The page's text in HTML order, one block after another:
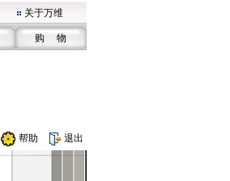
关于万维
购 物
帮助 退出